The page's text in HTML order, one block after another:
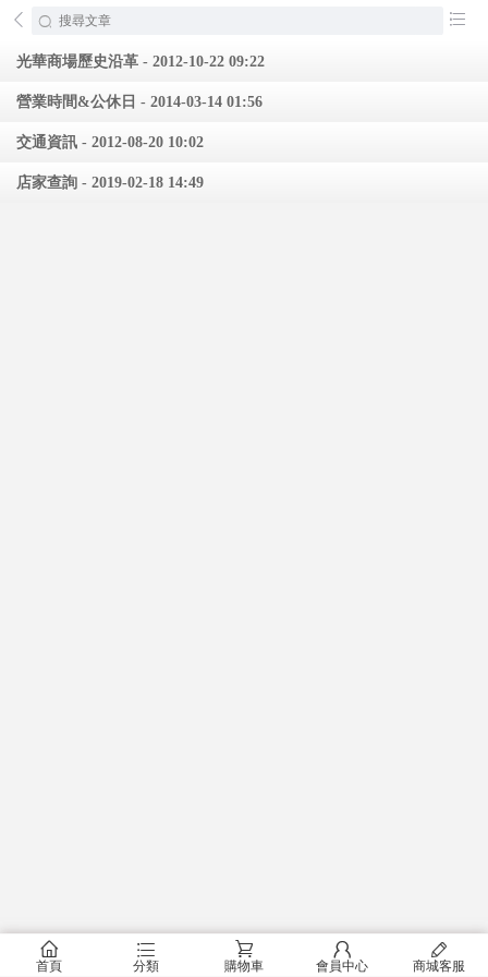
󰄕 󰂦
光華商場歷史沿革 - 2012-10-22 09:22
營業時間&公休日 - 2014-03-14 01:56
交通資訊 - 2012-08-20 10:02
店家查詢 - 2019-02-18 14:49
󰂠
首頁
󰂦
分類
󰂟
購物車
󰂢
會員中心
󰄦
商城客服